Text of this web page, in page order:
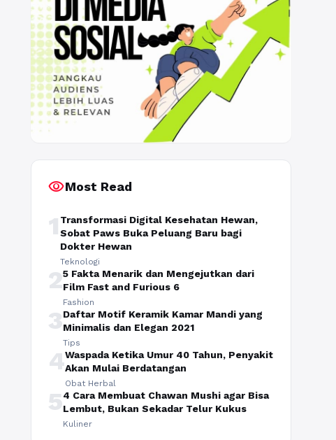
visibilityMost Read
1 Transformasi Digital Kesehatan Hewan,
Sobat Paws Buka Peluang Baru bagi
Dokter Hewan
Teknologi
25 Fakta Menarik dan Mengejutkan dari
Film Fast and Furious 6
Fashion
3Daftar Motif Keramik Kamar Mandi yang
Minimalis dan Elegan 2021
Tips
4Waspada Ketika Umur 40 Tahun, Penyakit
Akan Mulai Berdatangan
Obat Herbal
54 Cara Membuat Chawan Mushi agar Bisa
Lembut, Bukan Sekadar Telur Kukus
Kuliner